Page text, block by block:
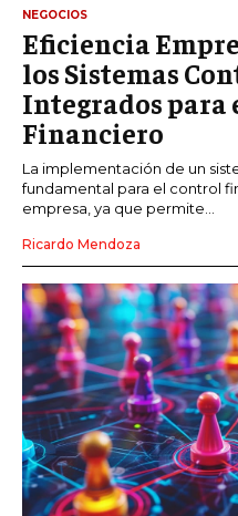
NEGOCIOS
Eficiencia
los Sistemas
Integrados para
Financiero
La implementación de un
fundamental para el control
empresa, ya que permite...
Ricardo Mendoza